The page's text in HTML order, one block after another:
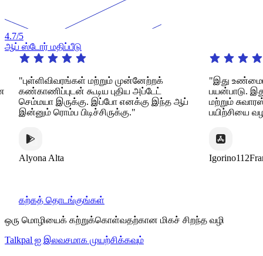
4.7/5
ஆப் ஸ்டோர் மதிப்பீடு
"புள்ளிவிவரங்கள் மற்றும் முன்னேற்றக்
கண்காணிப்புடன் கூடிய புதிய அப்டேட்
செம்மயா இருக்கு. இப்போ எனக்கு இந்த ஆப்
இன்னும் ரொம்ப பிடிச்சிருக்கு."
Alyona Alta
"இது
பயன்பாடு. இது
மற்றும்
பயிற்சியை
Igorino112France
கற்கத் தொடங்குங்கள்
ஒரு மொழியைக் கற்றுக்கொள்வதற்கான மிகச் சிறந்த வழி
Talkpal ஐ இலவசமாக முயற்சிக்கவும்